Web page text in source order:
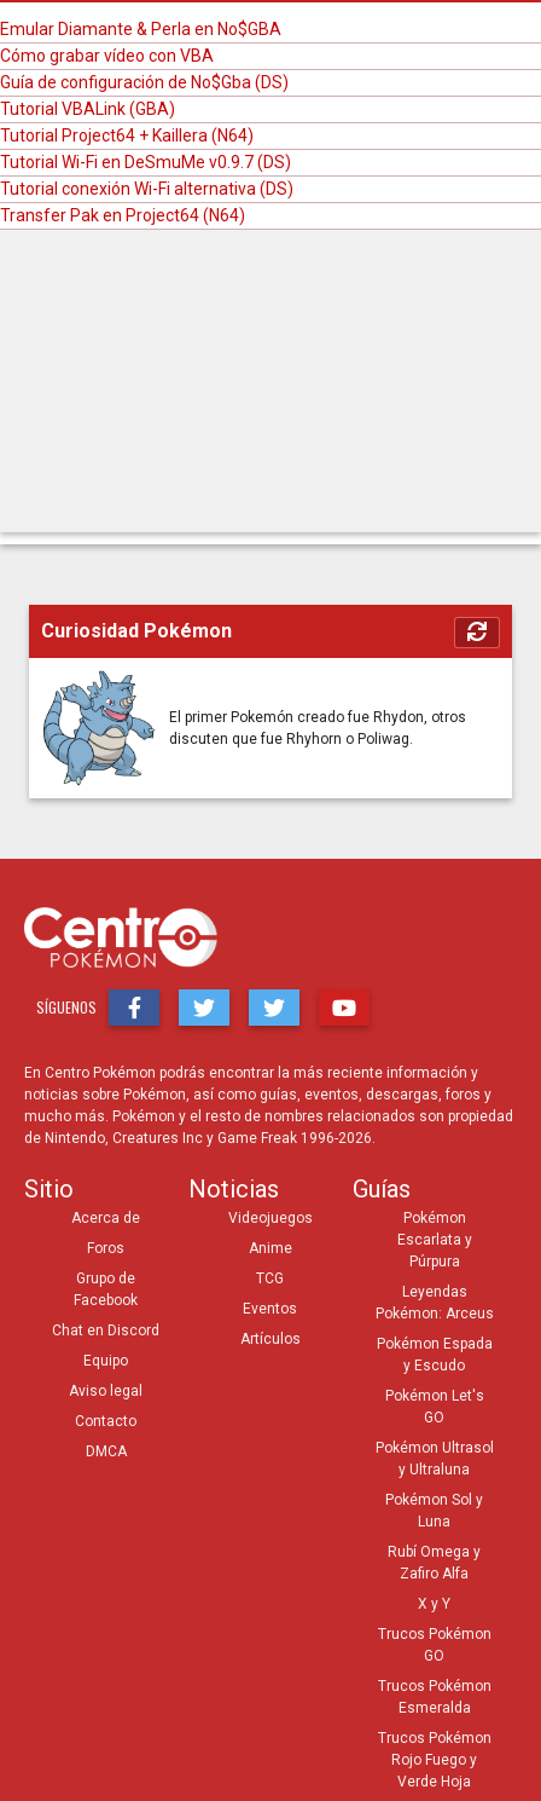
Emular Diamante & Perla en No$GBA
Cómo grabar vídeo con VBA
Guía de configuración de No$Gba (DS)
Tutorial VBALink (GBA)
Tutorial Project64 + Kaillera (N64)
Tutorial Wi-Fi en DeSmuMe v0.9.7 (DS)
Tutorial conexión Wi-Fi alternativa (DS)
Transfer Pak en Project64 (N64)
Curiosidad Pokémon
El primer Pokemón creado fue Rhydon, otros
discuten que fue Rhyhorn o Poliwag.
SÍGUENOS
En Centro Pokémon podrás encontrar la más reciente información y
noticias sobre Pokémon, así como guías, eventos, descargas, foros y
mucho más. Pokémon y el resto de nombres relacionados son propiedad
de Nintendo, Creatures Inc y Game Freak 1996-2026.
Sitio
Acerca de
Foros
Grupo de
Facebook
Chat en Discord
Equipo
Aviso legal
Contacto
DMCA
Noticias
Videojuegos
Anime
TCG
Eventos
Artículos
Guías
Pokémon
Escarlata y
Púrpura
Leyendas
Pokémon: Arceus
Pokémon Espada
y Escudo
Pokémon Let's
GO
Pokémon Ultrasol
y Ultraluna
Pokémon Sol y
Luna
Rubí Omega y
Zafiro Alfa
X y Y
Trucos Pokémon
GO
Trucos Pokémon
Esmeralda
Trucos Pokémon
Rojo Fuego y
Verde Hoja